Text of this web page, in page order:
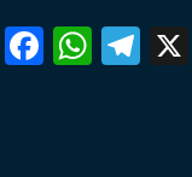
Fa W
Te